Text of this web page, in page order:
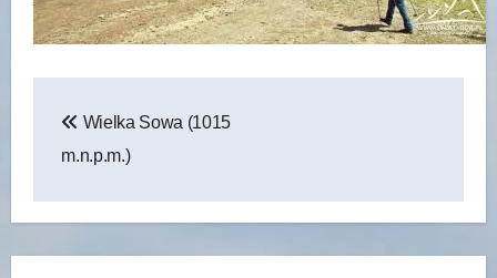
wpisu
Wielka Sowa (1015
m.n.p.m.)